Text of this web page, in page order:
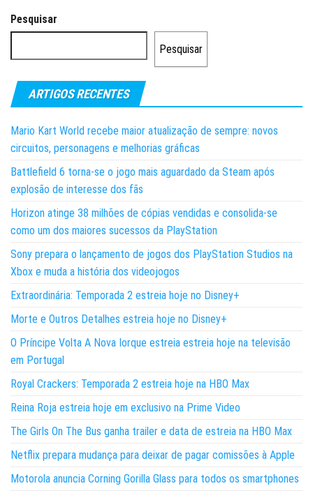
dos
conteúdos
Pesquisar
Pesquisar
ARTIGOS RECENTES
Mario Kart World recebe maior atualização de sempre: novos
circuitos, personagens e melhorias gráficas
Battlefield 6 torna-se o jogo mais aguardado da Steam após
explosão de interesse dos fãs
Horizon atinge 38 milhões de cópias vendidas e consolida-se
como um dos maiores sucessos da PlayStation
Sony prepara o lançamento de jogos dos PlayStation Studios na
Xbox e muda a história dos videojogos
Extraordinária: Temporada 2 estreia hoje no Disney+
Morte e Outros Detalhes estreia hoje no Disney+
O Príncipe Volta A Nova Iorque estreia estreia hoje na televisão
em Portugal
Royal Crackers: Temporada 2 estreia hoje na HBO Max
Reina Roja estreia hoje em exclusivo na Prime Video
The Girls On The Bus ganha trailer e data de estreia na HBO Max
Netflix prepara mudança para deixar de pagar comissões à Apple
Motorola anuncia Corning Gorilla Glass para todos os smartphones